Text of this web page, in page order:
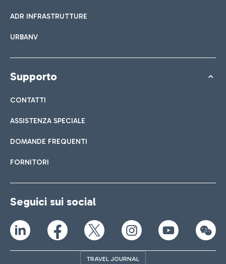
ADR INFRASTRUTTURE
URBANV
Supporto
CONTATTI
ASSISTENZA SPECIALE
DOMANDE FREQUENTI
FORNITORI
Seguici sui social
TRAVEL JOURNAL